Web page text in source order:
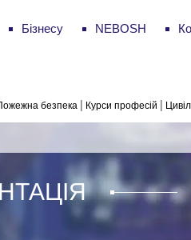
Бізнесу NEBOSH
безпека | Курси професій |